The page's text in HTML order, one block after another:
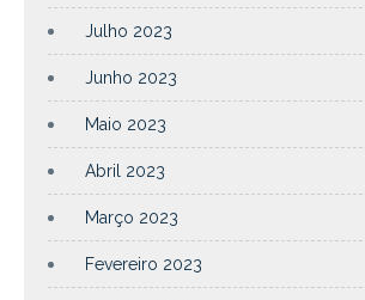
Julho 2023
Junho 2023
Maio 2023
Abril 2023
Março 2023
Fevereiro 2023